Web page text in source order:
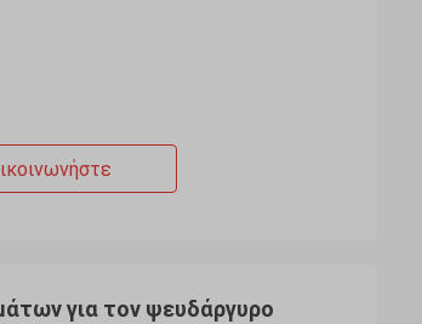
για τον ψευδάργυρο